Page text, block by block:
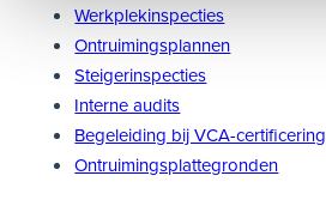
Werkplekinspecties
Ontruimingsplannen
Steigerinspecties
Interne audits
Begeleiding bij VCA-certificering
Ontruimingsplattegronden